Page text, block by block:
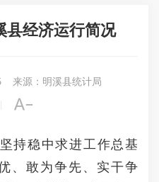
县经济运行简况
来源：明溪县统计局

稳中求进工作总基
、敢为争先、实干争